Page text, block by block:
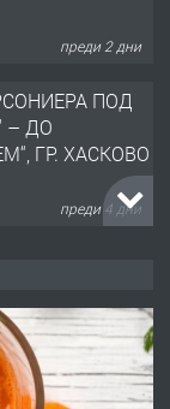
преди 2 дни
ПОД
– ДО
ГР. ХАСКОВО
преди 4 дни
НА ГР.
преди 5 дни